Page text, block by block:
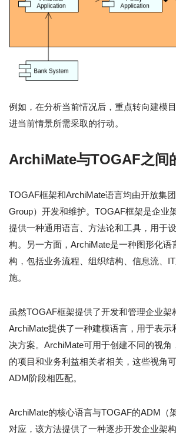
例如，在分析当前情况后，重点转向建模
进当前情景所需采取的行动。
ArchiMate与TOGAF之间
TOGAF框架和ArchiMate语言均由开放集
Group）开发和维护。TOGAF框架是企业
提供一种通用语言、方法论和工具，用于
构。另一方面，ArchiMate是一种图形化语
构，包括业务流程、组织结构、信息流、
施。
虽然TOGAF框架提供了开发和管理企业架
ArchiMate提供了一种建模语言，用于表示
决方案。ArchiMate可用于创建不同的视角
的项目和业务利益相关者相关，这些视角
ADM阶段相匹配。
ArchiMate的核心语言与TOGAF的ADM（
对应，该方法提供了一种逐步开发企业架